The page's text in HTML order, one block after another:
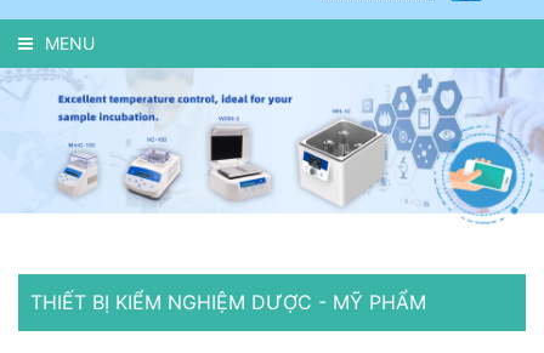
MENU
THIẾT BỊ KIỂM NGHIỆM DƯỢC - MỸ PHẨM